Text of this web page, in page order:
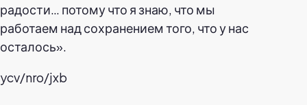
радости… потому что я знаю, что мы
работаем над сохранением того, что у нас
осталось».
ycv/nro/jxb